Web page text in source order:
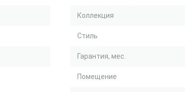
Коллекция
Стиль
Гарантия, мес.
Помещение